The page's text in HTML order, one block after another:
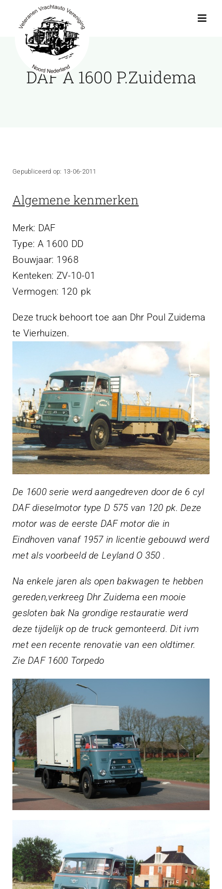
inhoud
Actueel
Projecten
Contact
DAF A 1600 P.Zuidema
Gepubliceerd op: 13-06-2011
Algemene kenmerken
Merk: DAF
Type: A 1600 DD
Bouwjaar: 1968
Kenteken: ZV-10-01
Vermogen: 120 pk
Deze truck behoort toe aan Dhr Poul Zuidema
te Vierhuizen.
De 1600 serie werd aangedreven door de 6 cyl
DAF dieselmotor type D 575 van 120 pk. Deze
motor was de eerste DAF motor die in
Eindhoven vanaf 1957 in licentie gebouwd werd
met als voorbeeld de Leyland O 350 .
Na enkele jaren als open bakwagen te hebben
gereden,verkreeg Dhr Zuidema een mooie
gesloten bak Na grondige restauratie werd
deze tijdelijk op de truck gemonteerd. Dit ivm
met een recente renovatie van een oldtimer.
Zie DAF 1600 Torpedo